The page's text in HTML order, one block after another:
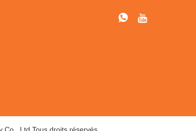
Co., Ltd Tous droits réservés.